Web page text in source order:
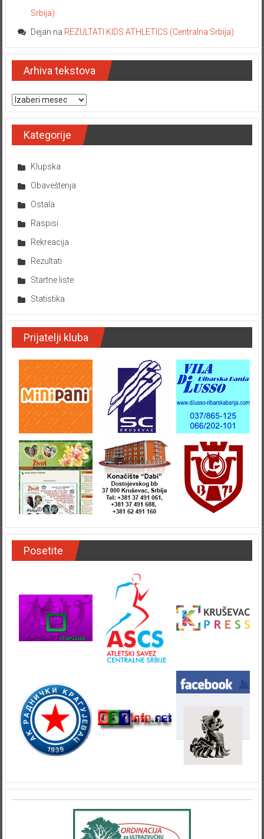
Srbija)
Dejan na REZULTATI KIDS ATHLETICS (Centralna Srbija)
Arhiva tekstova
Arhiva tekstova
Kategorije
Klupska
Obaveštenja
Ostala
Raspisi
Rekreacija
Rezultati
Startne liste
Statistika
Prijatelji kluba
Posetite